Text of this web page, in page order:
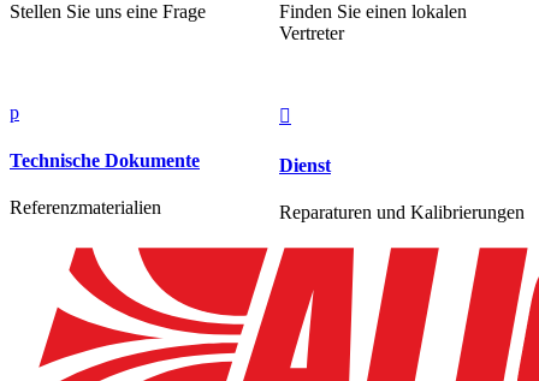
Stellen Sie uns eine Frage
Finden Sie einen lokalen
Vertreter
p
Technische Dokumente
Referenzmaterialien

Dienst
Reparaturen und Kalibrierungen